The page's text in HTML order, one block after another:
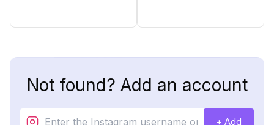
Not found? Add an account
+ Add